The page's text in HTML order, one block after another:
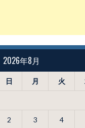
2026年8月
日 月 火
2 3 4